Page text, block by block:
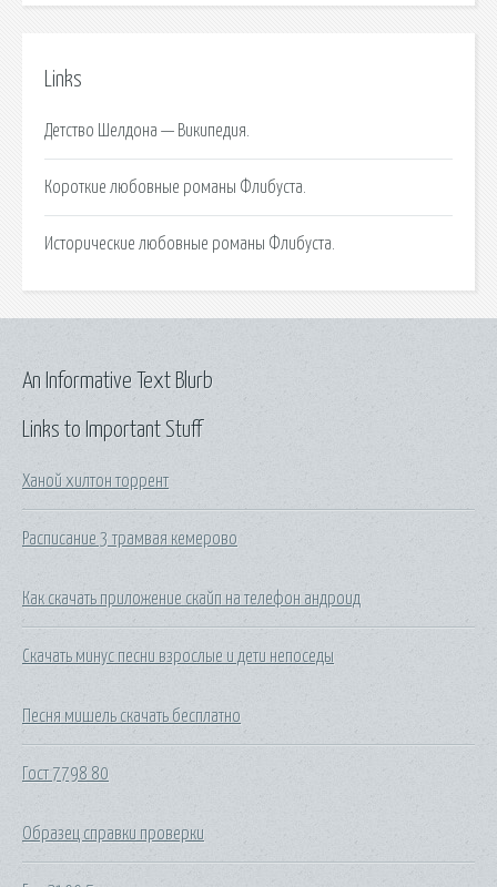
Links
Детство Шелдона — Википедия.
Короткие любовные романы Флибуста.
Исторические любовные романы Флибуста.
Links to Important Stuff
Ханой хилтон торрент
Расписание 3 трамвая кемерово
Как скачать приложение скайп на телефон андроид
Скачать минус песни взрослые и дети непоседы
Песня мишель скачать бесплатно
Гост 7798 80
Образец справки проверки
An Informative Text Blurb